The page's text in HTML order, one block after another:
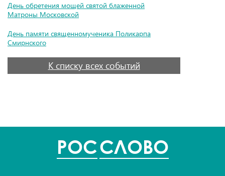
День обретения мощей святой блаженной
Матроны Московской
День памяти священномученика Поликарпа
Смирнского
К списку всех событий
POCСЛОВО